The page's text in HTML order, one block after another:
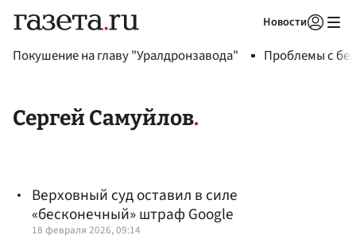
Новости
Покушение на главу "Уралдронзавода" Проблемы с
Сергей Самуйлов
Верховный суд оставил в силе
«бесконечный» штраф Google
18 февраля 2026, 09:14